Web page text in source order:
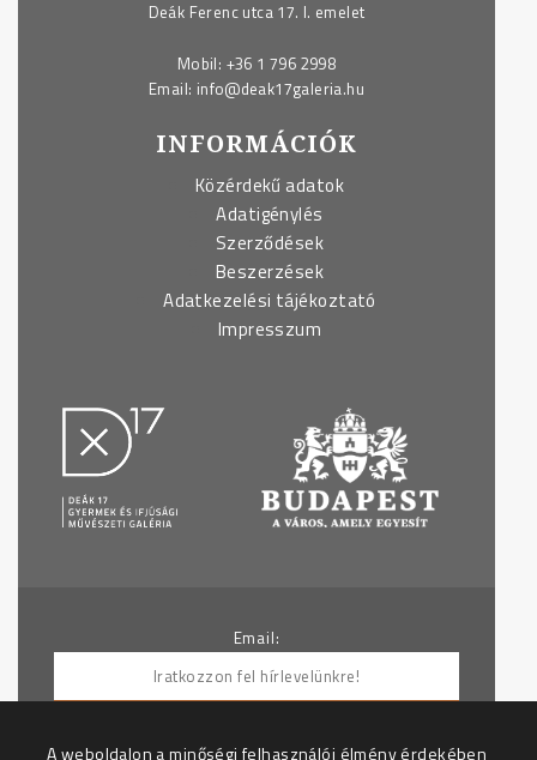
Deák Ferenc utca 17. I. emelet
Mobil: +36 1 796 2998
Email: info@deak17galeria.hu
INFORMÁCIÓK
Közérdekű adatok
Adatigénylés
Szerződések
Beszerzések
Adatkezelési tájékoztató
Impresszum
Email:
A weboldalon a minőségi felhasználói élmény érdekében